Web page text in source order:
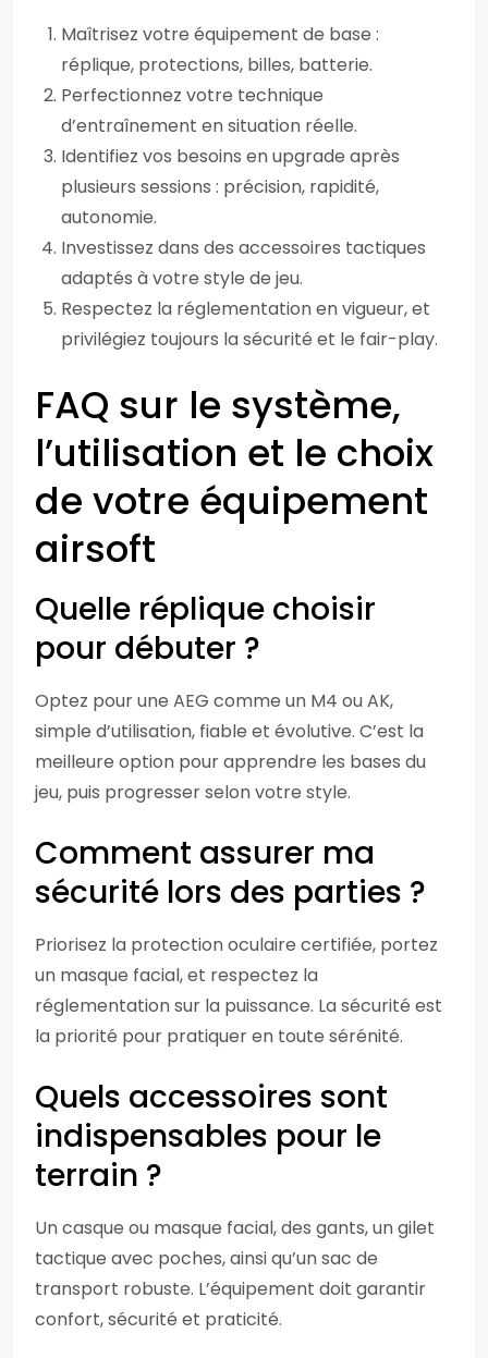
Maîtrisez votre équipement de base :
réplique, protections, billes, batterie.
Perfectionnez votre technique
d’entraînement en situation réelle.
Identifiez vos besoins en upgrade après
plusieurs sessions : précision, rapidité,
autonomie.
Investissez dans des accessoires tactiques
adaptés à votre style de jeu.
Respectez la réglementation en vigueur, et
privilégiez toujours la sécurité et le fair-play.
FAQ sur le système,
l’utilisation et le choix
de votre équipement
airsoft
Quelle réplique choisir
pour débuter ?
Optez pour une AEG comme un M4 ou AK,
simple d’utilisation, fiable et évolutive. C’est la
meilleure option pour apprendre les bases du
jeu, puis progresser selon votre style.
Comment assurer ma
sécurité lors des parties ?
Priorisez la protection oculaire certifiée, portez
un masque facial, et respectez la
réglementation sur la puissance. La sécurité est
la priorité pour pratiquer en toute sérénité.
Quels accessoires sont
indispensables pour le
terrain ?
Un casque ou masque facial, des gants, un gilet
tactique avec poches, ainsi qu’un sac de
transport robuste. L’équipement doit garantir
confort, sécurité et praticité.